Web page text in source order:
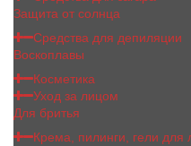
Защита от солнца
Средства для депиляции
Воскоплавы
Косметика
Уход за лицом
Для бритья
Крема, пилинги, гели для